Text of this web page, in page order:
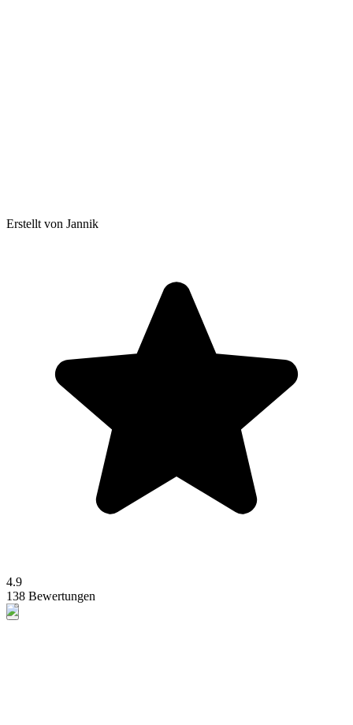
Erstellt von Jannik
4.9
138 Bewertungen